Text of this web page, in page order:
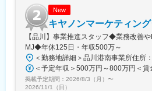
New
キヤノンマーケティン
【品川】事業推進スタッフ◆業務改善
MJ◆年休125日・年収500万～
掲載予定期間： 2026/8/3（月） 〜
2026/11/1（日）